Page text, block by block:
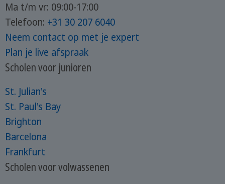
Ma t/m vr: 09:00-17:00
Telefoon: +31 30 207 6040
Neem contact op met je expert
Plan je live afspraak
Scholen voor junioren
St. Julian's
St. Paul's Bay
Brighton
Barcelona
Frankfurt
Scholen voor volwassenen